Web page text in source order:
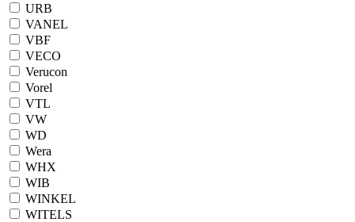
URB
VANEL
VBF
VECO
Verucon
Vorel
VTL
VW
WD
Wera
WHX
WIB
WINKEL
WITELS